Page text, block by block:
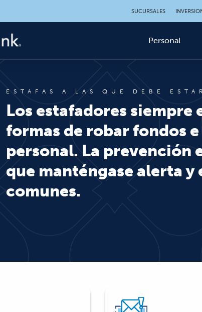
SUCURSALES
Personal
ESTAFAS A LAS QUE DEBE
Los estafadores siempre
formas de robar fondos
personal. La prevención
que manténgase alerta y
comunes.